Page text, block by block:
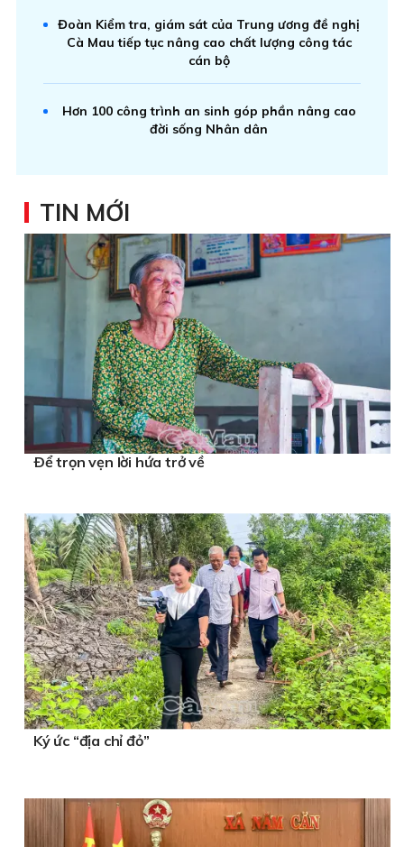
Đoàn Kiểm tra, giám sát của Trung ương đề nghị
Cà Mau tiếp tục nâng cao chất lượng công tác
cán bộ
Hơn 100 công trình an sinh góp phần nâng cao
đời sống Nhân dân
TIN MỚI
Ðể trọn vẹn lời hứa trở về
Ký ức “địa chỉ đỏ”